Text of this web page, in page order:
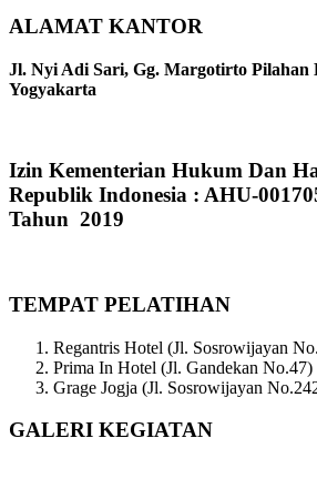
ALAMAT KANTOR
Jl. Nyi Adi Sari, Gg. Margotirto Pilahan
Yogyakarta
Izin Kementerian Hukum Dan
Republik Indonesia : AHU-
Tahun 2019
TEMPAT PELATIHAN
Regantris Hotel (Jl. Sosrowijayan
Prima In Hotel (Jl. Gandekan No.47)
Grage Jogja (Jl. Sosrowijayan
GALERI KEGIATAN